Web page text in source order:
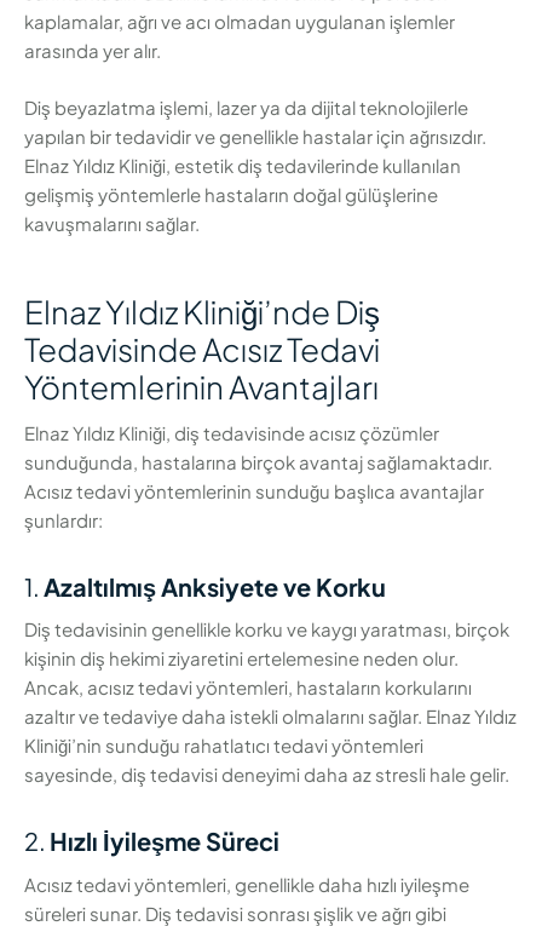
kaplamalar, ağrı ve acı olmadan uygulanan işlemler
arasında yer alır.
Diş beyazlatma işlemi, lazer ya da dijital teknolojilerle
yapılan bir tedavidir ve genellikle hastalar için ağrısızdır.
Elnaz Yıldız Kliniği, estetik diş tedavilerinde kullanılan
gelişmiş yöntemlerle hastaların doğal gülüşlerine
kavuşmalarını sağlar.
Elnaz Yıldız Kliniği’nde Diş
Tedavisinde Acısız Tedavi
Yöntemlerinin Avantajları
Elnaz Yıldız Kliniği, diş tedavisinde acısız çözümler
sunduğunda, hastalarına birçok avantaj sağlamaktadır.
Acısız tedavi yöntemlerinin sunduğu başlıca avantajlar
şunlardır:
1. Azaltılmış Anksiyete ve Korku
Diş tedavisinin genellikle korku ve kaygı yaratması, birçok
kişinin diş hekimi ziyaretini ertelemesine neden olur.
Ancak, acısız tedavi yöntemleri, hastaların korkularını
azaltır ve tedaviye daha istekli olmalarını sağlar. Elnaz Yıldız
Kliniği’nin sunduğu rahatlatıcı tedavi yöntemleri
sayesinde, diş tedavisi deneyimi daha az stresli hale gelir.
2. Hızlı İyileşme Süreci
Acısız tedavi yöntemleri, genellikle daha hızlı iyileşme
süreleri sunar. Diş tedavisi sonrası şişlik ve ağrı gibi